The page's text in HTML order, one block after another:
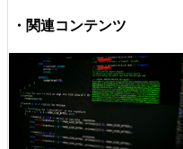
・関連コンテンツ